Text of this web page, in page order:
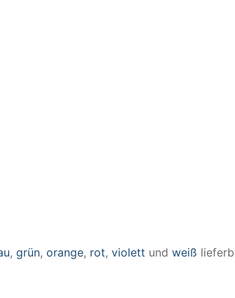
, grün, orange, rot, violett und weiß